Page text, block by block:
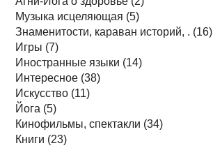
Музыка исцеляющая (5)
Знаменитости, караван историй, . (16)
Игры (7)
Иностранные языки (14)
Интересное (38)
Искусство (11)
Йога (5)
Кинофильмы, спектакли (34)
Книги (23)